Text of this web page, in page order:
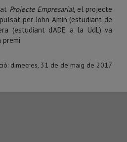
Projecte Empresarial, el projecte
per John Amin (estudiant de
(estudiant d’ADE a la UdL) va
premi
dimecres, 31 de de maig de 2017